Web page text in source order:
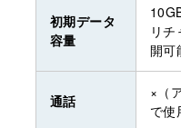
初期データ
容量
リ
開可
通話
×（
で使